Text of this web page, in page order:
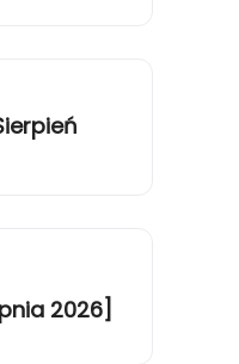
2026]